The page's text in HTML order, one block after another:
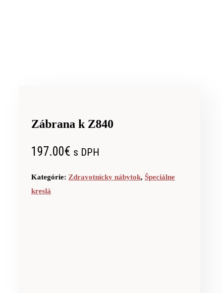
Zábrana k Z840
197.00€ s DPH
Kategórie: Zdravotnícky nábytok, Špeciálne
kreslá